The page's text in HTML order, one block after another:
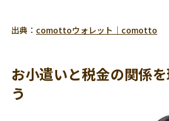
出典： comottoウォレット｜comotto
お小遣いと税金の関係
う